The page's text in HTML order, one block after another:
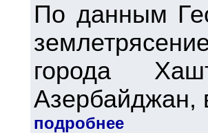
По данным
города
Азербайджан,
подробнее